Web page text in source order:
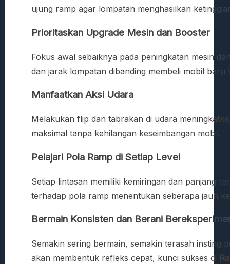
ujung ramp agar lompatan menghasilkan
Prioritaskan Upgrade Mesin dan Booster
Fokus awal sebaiknya pada peningkatan mesin
dan jarak lompatan dibanding membeli mobil baru
Manfaatkan Aksi Udara
Melakukan flip dan tabrakan di udara
maksimal tanpa kehilangan keseimbangan mobil.
Pelajari Pola Ramp di Setiap Level
Setiap lintasan memiliki kemiringan dan panjang
terhadap pola ramp menentukan seberapa jauh
Bermain Konsisten dan Berani
Semakin sering bermain, semakin terasah insting
akan membentuk refleks cepat, kunci sukses di